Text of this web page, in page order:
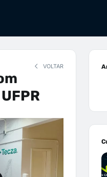
VOLTAR